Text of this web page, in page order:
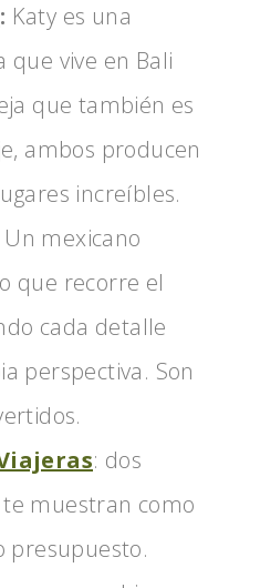
: Katy es una
que vive en Bali
que también es
ambos producen
increíbles.
Un mexicano
que recorre el
cada detalle
perspectiva. Son
: dos
muestran como
presupuesto.